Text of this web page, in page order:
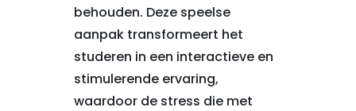
behouden. Deze speelse
aanpak transformeert het
studeren in een interactieve en
stimulerende ervaring,
waardoor de stress die met